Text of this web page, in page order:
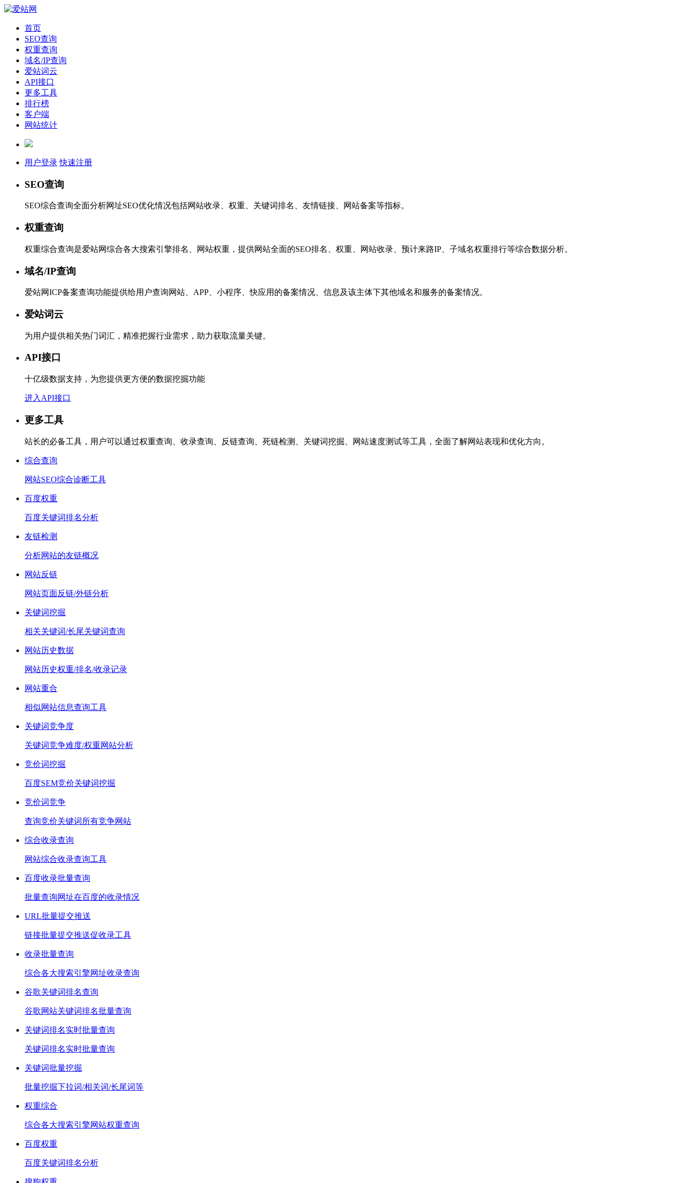
首页
SEO查询
权重查询
域名/IP查询
爱站词云
API接口
更多工具
排行榜
客户端
网站统计
用户登录 快速注册
SEO查询
SEO综合查询全面分析网址SEO优化情况包括网站收录、权重、关键词排名、友情链接、网站备案等指标。
权重查询
权重综合查询是爱站网综合各大搜索引擎排名、网站权重，提供网站全面的SEO排名、权重、网站收录、预计来路IP、子域名权重排行等综合数据分析。
域名/IP查询
爱站网ICP备案查询功能提供给用户查询网站、APP、小程序、快应用的备案情况、信息及该主体下其他域名和服务的备案情况。
爱站词云
为用户提供相关热门词汇，精准把握行业需求，助力获取流量关键。
API接口
十亿级数据支持，为您提供更方便的数据挖掘功能
进入API接口
更多工具
站长的必备工具，用户可以通过权重查询、收录查询、反链查询、死链检测、关键词挖掘、网站速度测试等工具，全面了解网站表现和优化方向。
综合查询
网站SEO综合诊断工具
百度权重
百度关键词排名分析
友链检测
分析网站的友链概况
网站反链
网站页面反链/外链分析
关键词挖掘
相关关键词/长尾关键词查询
网站历史数据
网站历史权重/排名/收录记录
网站重合
相似网站信息查询工具
关键词竞争度
关键词竞争难度/权重网站分析
竞价词挖掘
百度SEM竞价关键词挖掘
竞价词竞争
查询竞价关键词所有竞争网站
综合收录查询
网站综合收录查询工具
百度收录批量查询
批量查询网址在百度的收录情况
URL批量提交推送
链接批量提交推送促收录工具
收录批量查询
综合各大搜索引擎网址收录查询
谷歌关键词排名查询
谷歌网站关键词排名批量查询
关键词排名实时批量查询
关键词排名实时批量查询
关键词批量挖掘
批量挖掘下拉词/相关词/长尾词等
权重综合
综合各大搜索引擎网站权重查询
百度权重
百度关键词排名分析